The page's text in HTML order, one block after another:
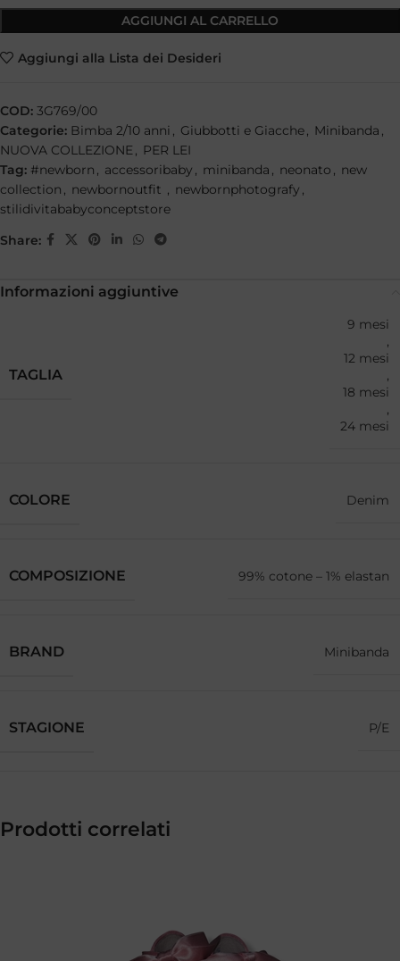
AGGIUNGI AL CARRELLO
Aggiungi alla Lista dei Desideri
COD: 3G769/00
Categorie: Bimba 2/10 anni , Giubbotti e Giacche, Minibanda ,
NUOVA COLLEZIONE, PER LEI
Tag: #newborn , accessoribaby , minibanda , neonato , new
collection , newbornoutfit , newbornphotografy ,
stilidivitababyconceptstore
Share:
Informazioni aggiuntive
TAGLIA
9 mesi
,
12 mesi
,
18 mesi
,
24 mesi
COLORE Denim
COMPOSIZIONE 99% cotone – 1% elastan
BRAND Minibanda
STAGIONE P/E
Prodotti correlati